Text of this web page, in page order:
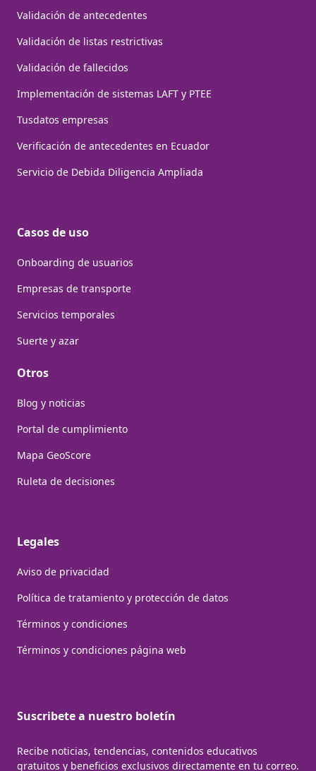
Validación de antecedentes
Validación de listas restrictivas
Validación de fallecidos
Implementación de sistemas LAFT y PTEE
Tusdatos empresas
Verificación de antecedentes en Ecuador
Servicio de Debida Diligencia Ampliada
Casos de uso
Onboarding de usuarios
Empresas de transporte
Servicios temporales
Suerte y azar
Otros
Blog y noticias
Portal de cumplimiento
Mapa GeoScore
Ruleta de decisiones
Legales
Aviso de privacidad
Política de tratamiento y protección de datos
Términos y condiciones
Términos y condiciones página web
Suscribete a nuestro boletín
Recibe noticias, tendencias, contenidos educativos
gratuitos y beneficios exclusivos directamente en tu correo.